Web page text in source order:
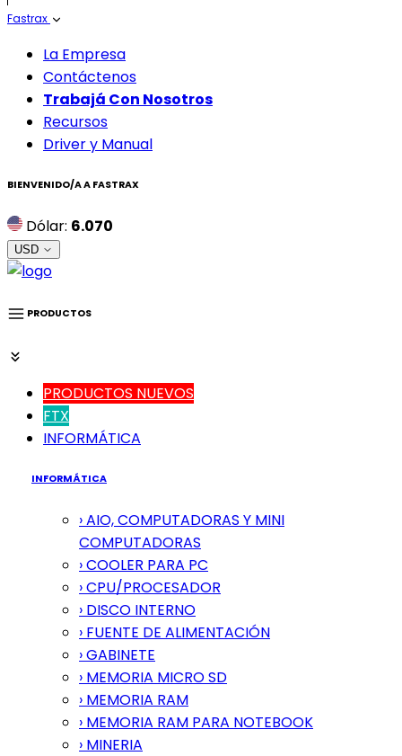
Fastrax
La Empresa
Contáctenos
Trabajá Con Nosotros
Recursos
Driver y Manual
BIENVENIDO/A A FASTRAX
Dólar: 6.070
USD
PRODUCTOS
PRODUCTOS NUEVOS
FTX
INFORMÁTICA
INFORMÁTICA
› AIO, COMPUTADORAS Y MINI
COMPUTADORAS
› COOLER PARA PC
› CPU/PROCESADOR
› DISCO INTERNO
› FUENTE DE ALIMENTACIÓN
› GABINETE
› MEMORIA MICRO SD
› MEMORIA RAM
› MEMORIA RAM PARA NOTEBOOK
› MINERIA